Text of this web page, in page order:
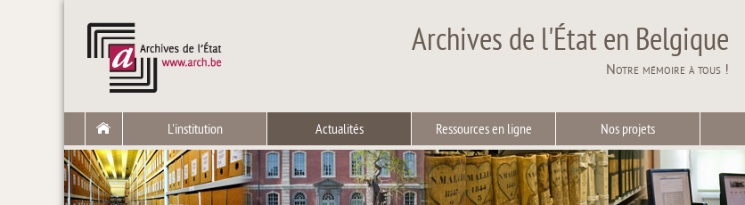
Archives de l'État en Belgique
Notre mémoire à tous !
L'institution Actualités Ressources en ligne Nos projets